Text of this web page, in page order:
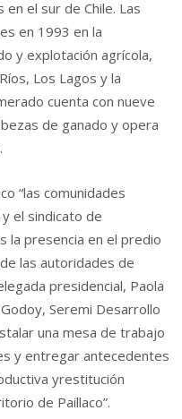
el sur de Chile. Las
en 1993 en la
y explotación agrícola,
Los Lagos y la
cuenta con nueve
de ganado y opera
“las comunidades
el sindicato de
la presencia en el predio
las autoridades de
presidencial, Paola
Seremi Desarrollo
una mesa de trabajo
y entregar antecedentes
yrestitución
de Paillaco”.